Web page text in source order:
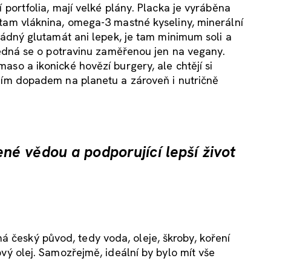
mají velké plány. Placka je vyráběna
vláknina, omega-3 mastné kyseliny, minerální
glutamát ani lepek, je tam minimum soli a
se o potravinu zaměřenou jen na vegany.
a ikonické hovězí burgery, ale chtějí si
dopadem na planetu a zároveň i nutričně
vědou a podporující lepší život
český původ, tedy voda, oleje, škroby, koření
olej. Samozřejmě, ideální by bylo mít vše